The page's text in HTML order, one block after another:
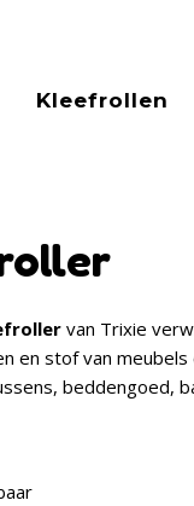
Kleefrollen
van Trixie
en stof van
beddengoed,